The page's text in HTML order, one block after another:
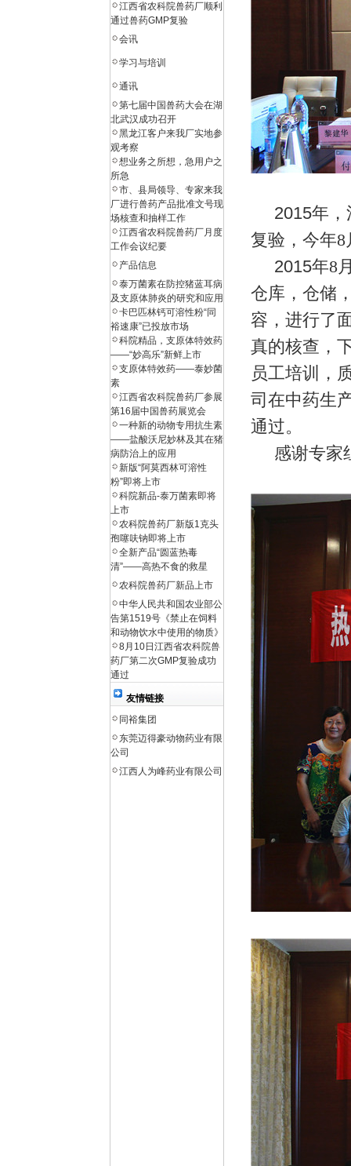
江西省农科院兽药厂顺利
通过兽药GMP复验
会讯
学习与培训
通讯
第七届中国兽药大会在湖
北武汉成功召开
黑龙江客户来我厂实地参
观考察
想业务之所想，急用户之
所急
市、县局领导、专家来我
厂进行兽药产品批准文号现
场核查和抽样工作
江西省农科院兽药厂月度
工作会议纪要
产品信息
泰万菌素在防控猪蓝耳病
及支原体肺炎的研究和应用
卡巴匹林钙可溶性粉“同
裕速康”已投放市场
科院精品，支原体特效药
——“妙高乐”新鲜上市
支原体特效药——泰妙菌
素
江西省农科院兽药厂参展
第16届中国兽药展览会
一种新的动物专用抗生素
——盐酸沃尼妙林及其在猪
病防治上的应用
新版“阿莫西林可溶性
粉”即将上市
科院新品-泰万菌素即将
上市
农科院兽药厂新版1克头
孢噻呋钠即将上市
全新产品“圆蓝热毒
清”——高热不食的救星
农科院兽药厂新品上市
中华人民共和国农业部公
告第1519号《禁止在饲料
和动物饮水中使用的物质》
8月10日江西省农科院兽
药厂第二次GMP复验成功
通过
友情链接
同裕集团
东莞迈得豪动物药业有限
公司
江西人为峰药业有限公司
2015年，
复验，今年8
2015年8
仓库，仓储
容，进行了
真的核查，
员工培训，
司在中药生
通过。
感谢专家